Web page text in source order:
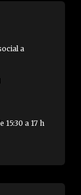
a
a 17 h